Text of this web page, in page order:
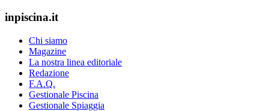
inpiscina.it
Chi siamo
Magazine
La nostra linea editoriale
Redazione
F.A.Q.
Gestionale Piscina
Gestionale Spiaggia